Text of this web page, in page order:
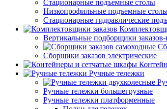
Стационарные подъемные столы
Низкопрофильные подъемные
Стационарные гидравлические
Вертикальные подборщики
Сборщики заказов электрические
Ручные тележки
Ручные тележки большегрузные
Ручные тележки платформенные